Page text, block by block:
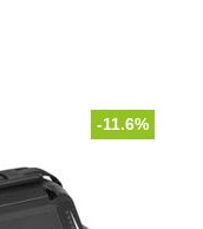
-11.6%